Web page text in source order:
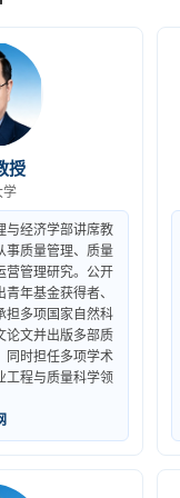
授
学
与经济学部讲席教
事质量管理、质量
营管理研究。公开
年基金获得者、
担多项国家自然科
论文并出版多部质
同时担任多项学术
工程与质量科学领